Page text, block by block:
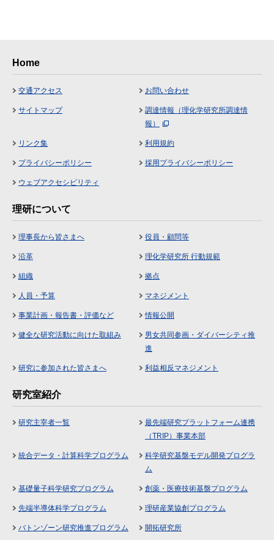
Home
交通アクセス お問い合わせ
サイトマップ
調達情報（理化学研究所調達情
報）
リンク集 利用規約
プライバシーポリシー 採用プライバシーポリシー
ウェブアクセシビリティ
理研について
理事長から皆さまへ 役員・顧問等
沿革 理化学研究所 行動規範
組織 拠点
人員・予算 マネジメント
事業計画・報告書・評価など 情報公開
健全な研究活動に向けた取組み
男女共同参画・ダイバーシティ推
進
研究に参加された皆さまへ 利益相反マネジメント
研究室紹介
研究主宰者一覧
最先端研究プラットフォーム連携
（TRIP）事業本部
統合データ・計算科学プログラム
科学研究基盤モデル開発プログラ
ム
基礎量子科学研究プログラム 創薬・医療技術基盤プログラム
先端半導体科学プログラム 理研産業協創プログラム
バトンゾーン研究推進プログラム 開拓研究所